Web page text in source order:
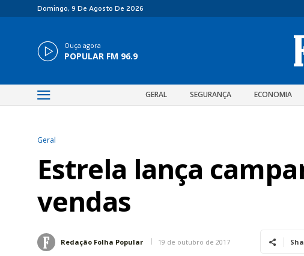
Domingo, 9 De Agosto De 2026
Ouça agora
POPULAR FM 96.9
GERAL SEGURANÇA ECONOMIA
Geral
Estrela lança
vendas
Redação Folha Popular 19 de outubro de 2017